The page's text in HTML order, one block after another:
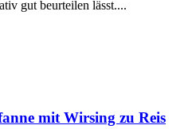
gut beurteilen lässt....
mit Wirsing zu Reis